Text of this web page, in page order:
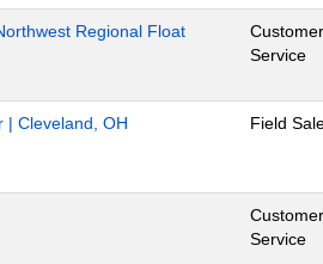
Regional Float
Customer
Service
| Cleveland, OH Field
Customer
Service